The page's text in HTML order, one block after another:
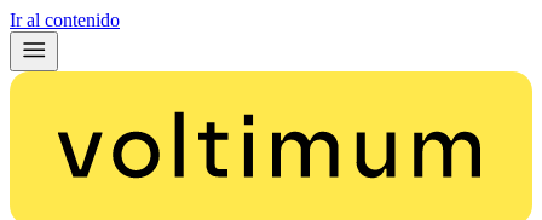
Ir al contenido